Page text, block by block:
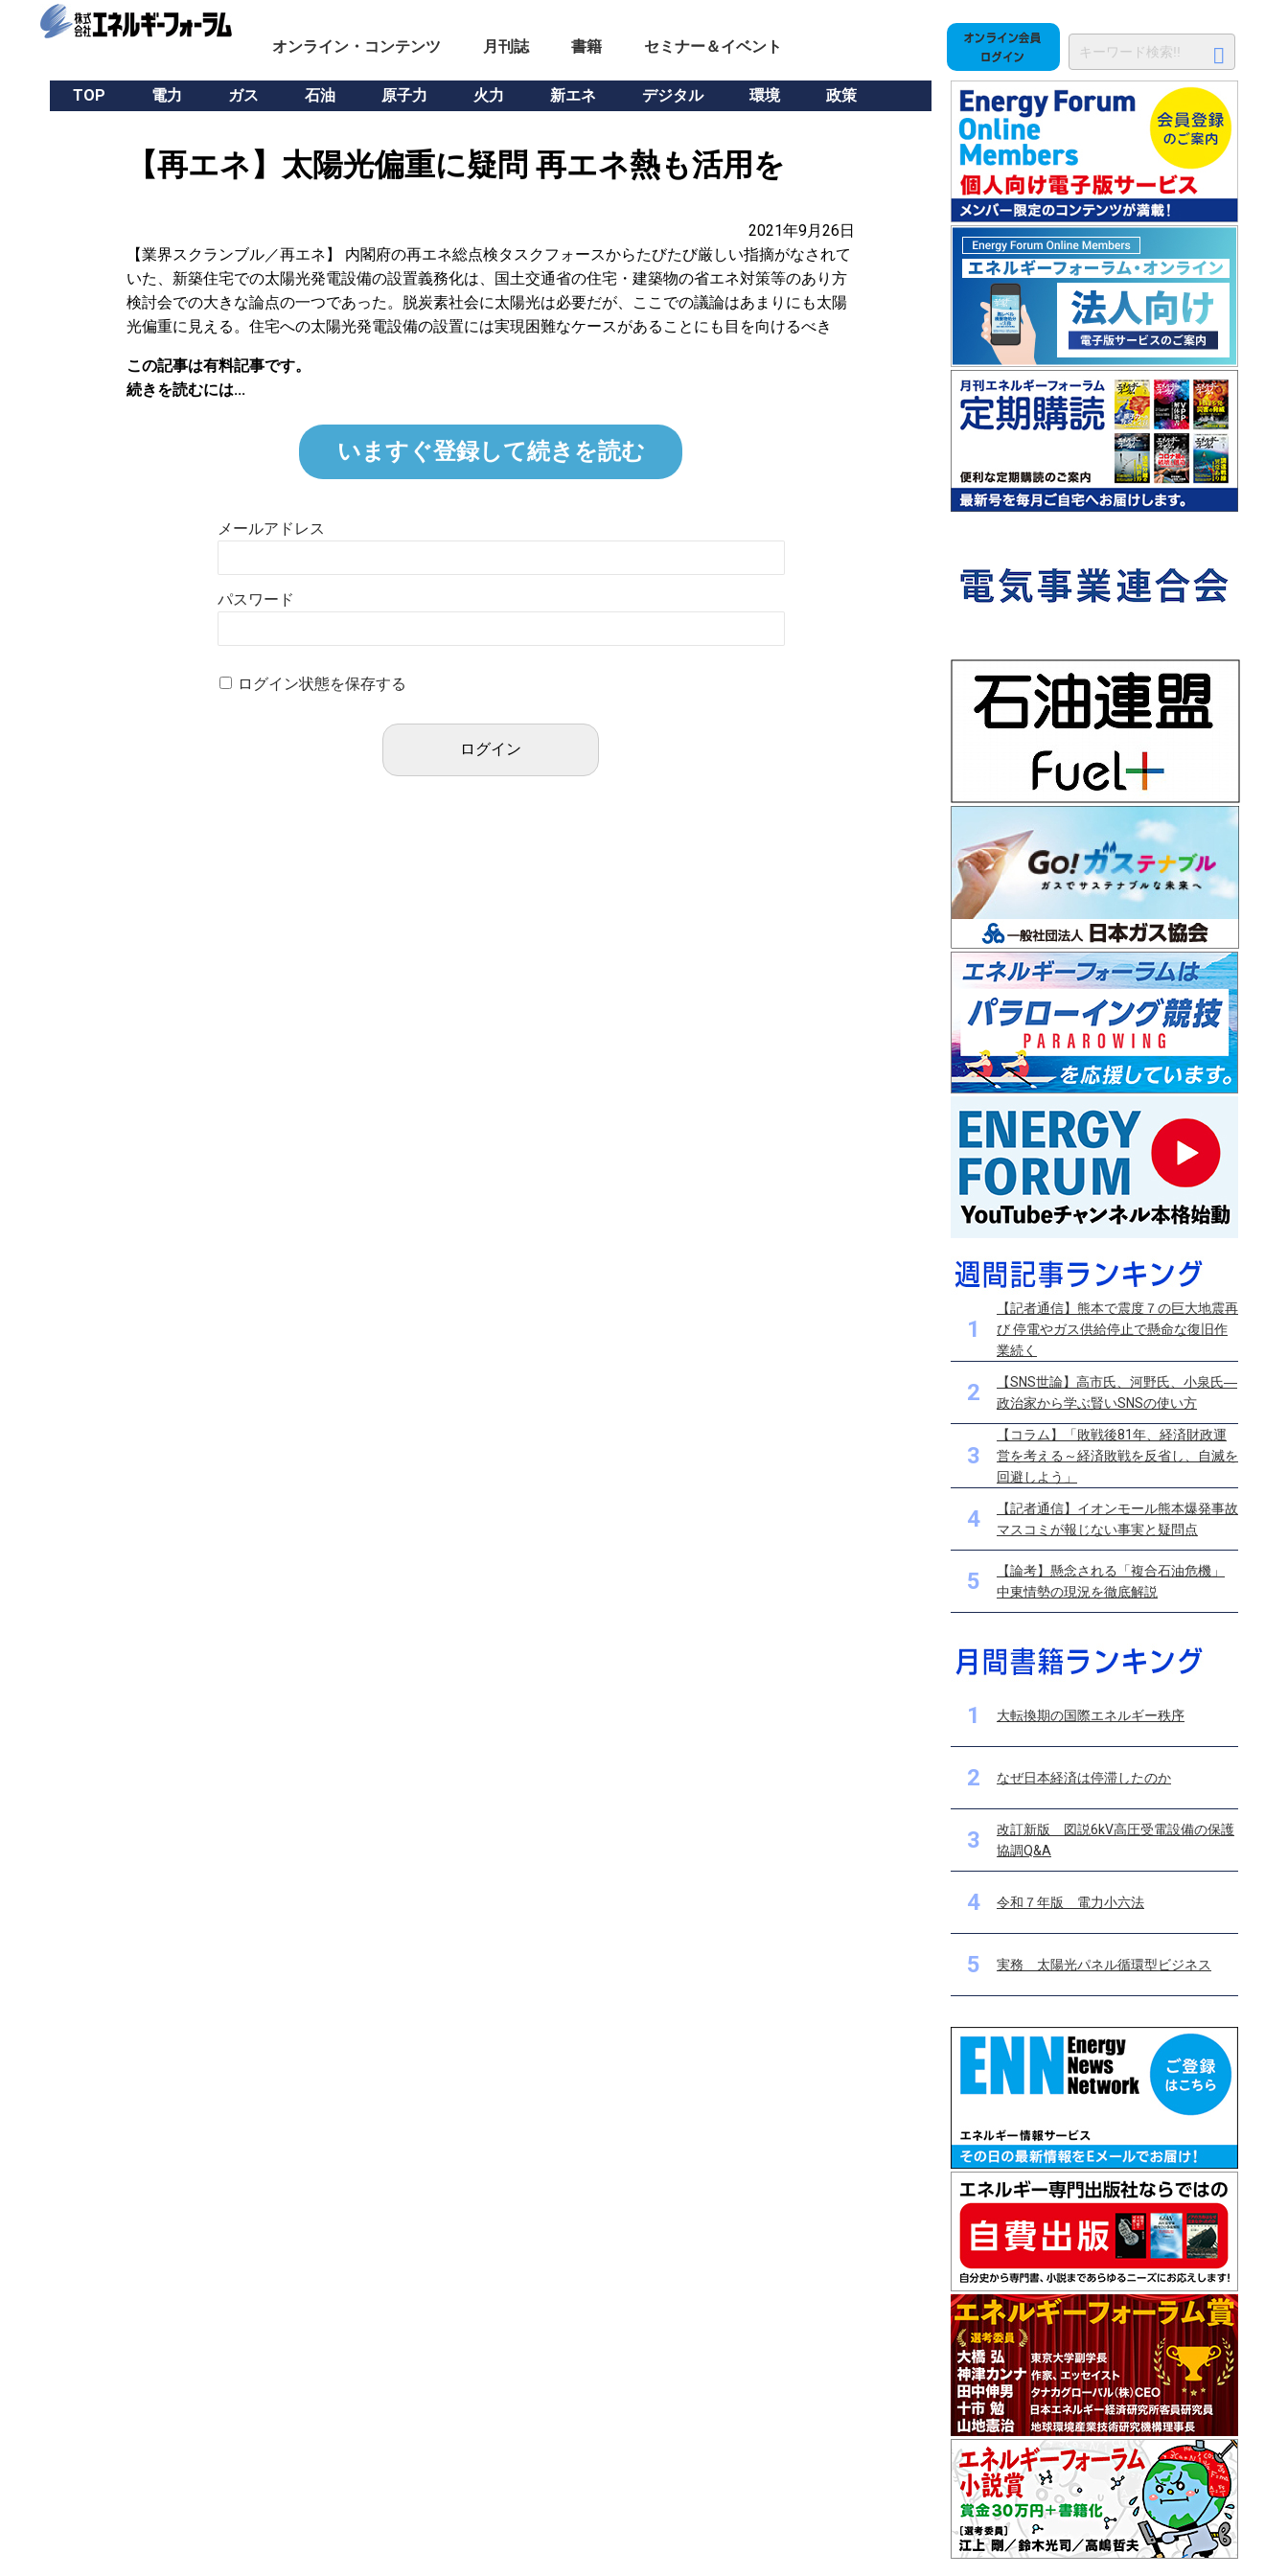
オンライン・コンテンツ 月刊誌 書籍 セミナー＆イベント
TOP 電力 ガス 石油 原子力 火力 新エネ デジタル 環境 政策
【再エネ】太陽光偏重に疑問 再エネ熱も活用を
2021年9月26日
【業界スクランブル／再エネ】 内閣府の再エネ総点検タスクフォースからたびたび厳しい指摘がなされて
いた、新築住宅での太陽光発電設備の設置義務化は、国土交通省の住宅・建築物の省エネ対策等のあり方
検討会での大きな論点の一つであった。脱炭素社会に太陽光は必要だが、ここでの議論はあまりにも太陽
光偏重に見える。住宅への太陽光発電設備の設置には実現困難なケースがあることにも目を向けるべき
この記事は有料記事です。
続きを読むには...
いますぐ登録して続きを読む
メールアドレス
パスワード
ログイン状態を保存する
1
【記者通信】熊本で震度７の巨大地震再
び 停電やガス供給停止で懸命な復旧作
業続く
2
【SNS世論】高市氏、河野氏、小泉氏―
政治家から学ぶ賢いSNSの使い方
3
【コラム】「敗戦後81年、経済財政運
営を考える～経済敗戦を反省し、自滅を
回避しよう」
4
【記者通信】イオンモール熊本爆発事故
マスコミが報じない事実と疑問点
5
【論考】懸念される「複合石油危機」
中東情勢の現況を徹底解説
1 大転換期の国際エネルギー秩序
2 なぜ日本経済は停滞したのか
3
改訂新版 図説6kV高圧受電設備の保護
協調Q&A
4 令和７年版 電力小六法
5 実務 太陽光パネル循環型ビジネス